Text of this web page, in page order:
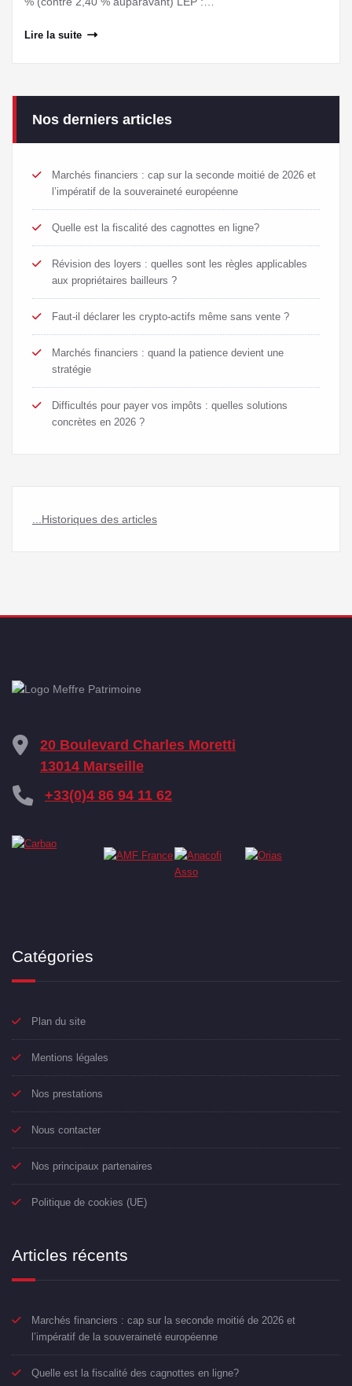
Lire la suite
Nos derniers articles
Marchés financiers : cap sur la seconde moitié de 2026 et
l’impératif de la souveraineté européenne
Quelle est la fiscalité des cagnottes en ligne?
Révision des loyers : quelles sont les règles applicables
aux propriétaires bailleurs ?
Faut-il déclarer les crypto-actifs même sans vente ?
Marchés financiers : quand la patience devient une
stratégie
Difficultés pour payer vos impôts : quelles solutions
concrètes en 2026 ?
...Historiques des articles
20 Boulevard Charles Moretti
13014 Marseille
+33(0)4 86 94 11 62
Catégories
Plan du site
Mentions légales
Nos prestations
Nous contacter
Nos principaux partenaires
Politique de cookies (UE)
Articles récents
Marchés financiers : cap sur la seconde moitié de 2026 et
l’impératif de la souveraineté européenne
Quelle est la fiscalité des cagnottes en ligne?